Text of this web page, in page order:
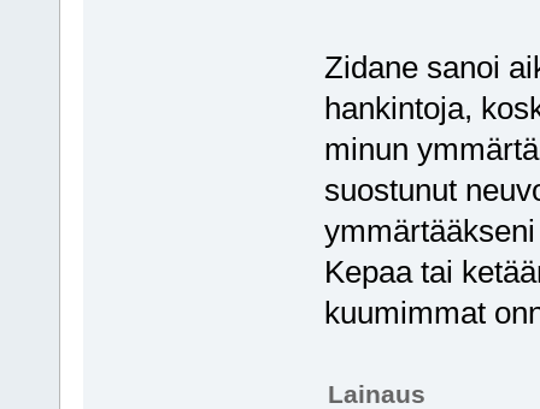
Zidane sanoi
hankintoja,
minun
suostunut
Kepaa tai
kuumimmat
Lainaus